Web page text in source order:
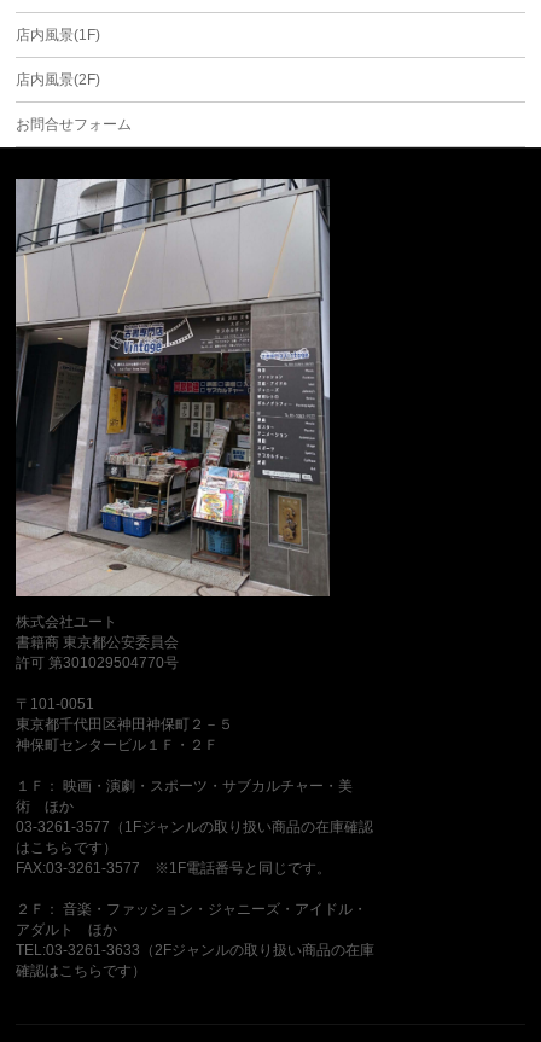
店内風景(1F)
店内風景(2F)
お問合せフォーム
株式会社ユート
書籍商 東京都公安委員会
許可 第301029504770号
〒101-0051
東京都千代田区神田神保町２－５
神保町センタービル１Ｆ・２Ｆ
１Ｆ： 映画・演劇・スポーツ・サブカルチャー・美
術 ほか
03-3261-3577（1Fジャンルの取り扱い商品の在庫確認
はこちらです）
FAX:03-3261-3577 ※1F電話番号と同じです。
２Ｆ： 音楽・ファッション・ジャニーズ・アイドル・
アダルト ほか
TEL:03-3261-3633（2Fジャンルの取り扱い商品の在庫
確認はこちらです）